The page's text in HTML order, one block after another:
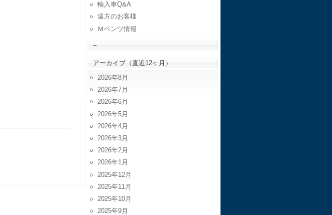
輸入車Q&A
遠方のお客様
Ｍベンツ情報
–
アーカイブ（直近12ヶ月）
2026年8月
2026年7月
2026年6月
2026年5月
2026年4月
2026年3月
2026年2月
2026年1月
2025年12月
2025年11月
2025年10月
2025年9月